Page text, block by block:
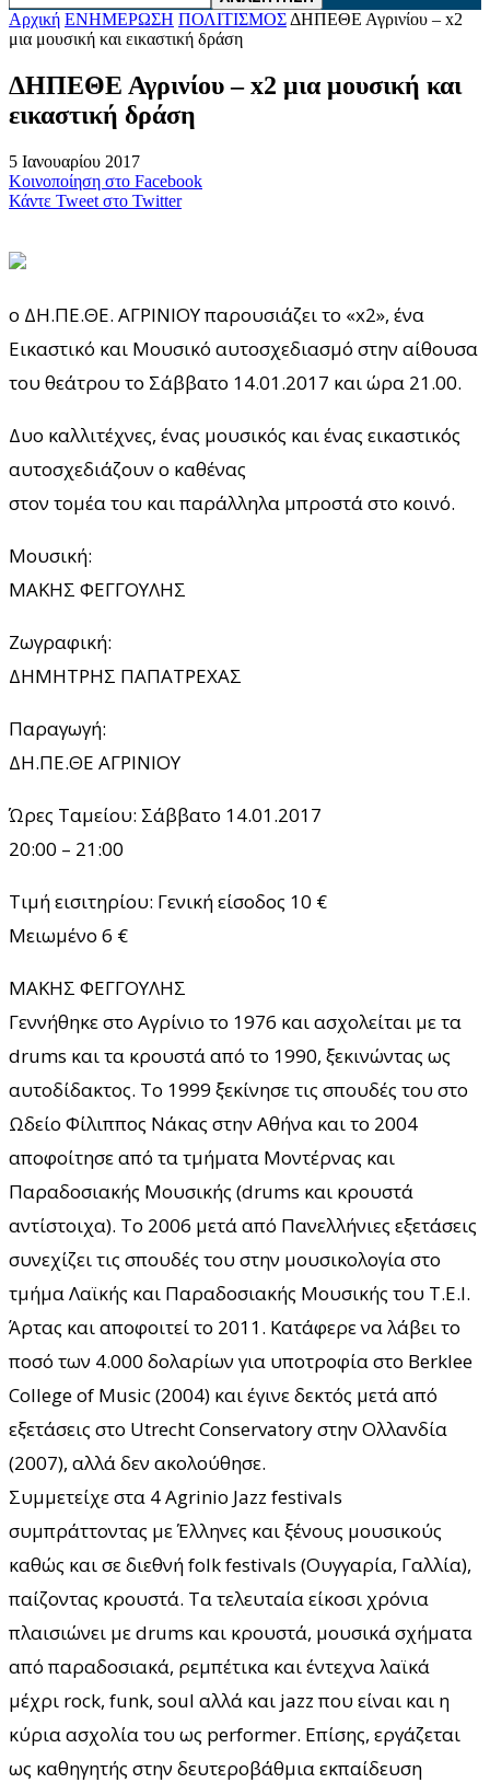
Αρχική ΕΝΗΜΕΡΩΣΗ ΠΟΛΙΤΙΣΜΟΣ ΔΗΠΕΘΕ Αγρινίου – x2
μια μουσική και εικαστική δράση
ΔΗΠΕΘΕ Αγρινίου – x2 μια μουσική και
εικαστική δράση
5 Ιανουαρίου 2017
Κοινοποίηση στο Facebook
Κάντε Tweet στο Twitter
o ΔΗ.ΠΕ.ΘΕ. ΑΓΡΙΝΙΟΥ παρουσιάζει το «x2», ένα
Εικαστικό και Mουσικό αυτοσχεδιασμό στην αίθουσα
του θεάτρου το Σάββατο 14.01.2017 και ώρα 21.00.
Δυο καλλιτέχνες, ένας μουσικός και ένας εικαστικός
αυτοσχεδιάζουν ο καθένας
στον τομέα του και παράλληλα μπροστά στο κοινό.
Μουσική:
ΜΑΚΗΣ ΦΕΓΓΟΥΛΗΣ
Ζωγραφική:
ΔΗΜΗΤΡΗΣ ΠΑΠΑΤΡΕΧΑΣ
Παραγωγή:
ΔΗ.ΠΕ.ΘΕ ΑΓΡΙΝΙΟΥ
Ώρες Ταμείου: Σάββατο 14.01.2017
20:00 – 21:00
Τιμή εισιτηρίου: Γενική είσοδος 10 €
Μειωμένο 6 €
ΜΑΚΗΣ ΦΕΓΓΟΥΛΗΣ
Γεννήθηκε στο Αγρίνιο το 1976 και ασχολείται με τα
drums και τα κρουστά από το 1990, ξεκινώντας ως
αυτοδίδακτος. Το 1999 ξεκίνησε τις σπουδές του στο
Ωδείο Φίλιππος Νάκας στην Αθήνα και το 2004
αποφοίτησε από τα τμήματα Μοντέρνας και
Παραδοσιακής Μουσικής (drums και κρουστά
αντίστοιχα). Το 2006 μετά από Πανελλήνιες εξετάσεις
συνεχίζει τις σπουδές του στην μουσικολογία στο
τμήμα Λαϊκής και Παραδοσιακής Μουσικής του Τ.Ε.Ι.
Άρτας και αποφοιτεί το 2011. Κατάφερε να λάβει το
ποσό των 4.000 δολαρίων για υποτροφία στο Berklee
College of Music (2004) και έγινε δεκτός μετά από
εξετάσεις στο Utrecht Conservatory στην Ολλανδία
(2007), αλλά δεν ακολούθησε.
Συμμετείχε στα 4 Agrinio Jazz festivals
συμπράττοντας με Έλληνες και ξένους μουσικούς
καθώς και σε διεθνή folk festivals (Ουγγαρία, Γαλλία),
παίζοντας κρουστά. Τα τελευταία είκοσι χρόνια
πλαισιώνει με drums και κρουστά, μουσικά σχήματα
από παραδοσιακά, ρεμπέτικα και έντεχνα λαϊκά
μέχρι rock, funk, soul αλλά και jazz που είναι και η
κύρια ασχολία του ως performer. Επίσης, εργάζεται
ως καθηγητής στην δευτεροβάθμια εκπαίδευση